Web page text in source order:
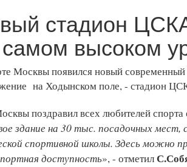
стадион
высоком
Москвы появился новый
на Ходынском поле, - стадион
поздравил всех любителей
здание на 30 тыс. посадочных мест,
спортивной школы. Здесь можно
доступность», - отметил